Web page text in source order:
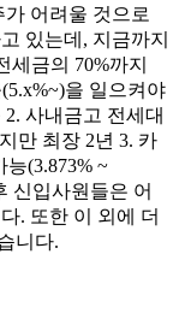
어려울 것으로
있는데, 지금까지
금의 70%까지
을 일으켜야
사내금고 전세대
만 최장 2년 3. 카
(3.873% ~
신입사원들은 어
. 또한 이 외에 더
니다.